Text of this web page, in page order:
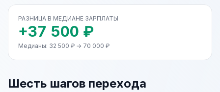
РАЗНИЦА В МЕДИАНЕ ЗАРПЛАТЫ
+37 500 ₽
Медианы: 32 500 ₽ → 70 000 ₽
Шесть шагов перехода